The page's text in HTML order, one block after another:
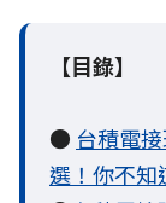
【目錄】
● 台積電
選！你不知